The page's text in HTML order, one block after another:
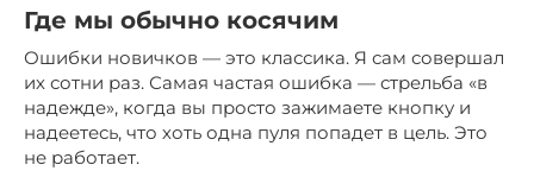
Где мы обычно косячим
Ошибки новичков — это классика. Я сам совершал
их сотни раз. Самая частая ошибка — стрельба «в
надежде», когда вы просто зажимаете кнопку и
надеетесь, что хоть одна пуля попадет в цель. Это
не работает.